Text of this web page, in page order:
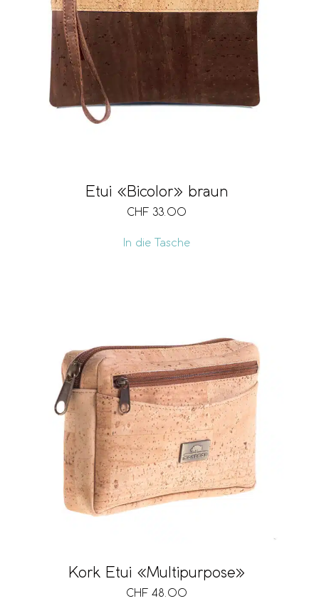
Etui «Bicolor» braun
CHF 33.00
In die Tasche
Kork Etui «Multipurpose»
CHF 48.00